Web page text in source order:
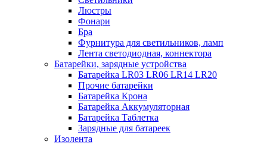
Люстры
Фонари
Бра
Фурнитура для светильников, ламп
Лента светодиодная, коннектора
Батарейки, зарядные устройства
Батарейка LR03 LR06 LR14 LR20
Прочие батарейки
Батарейка Крона
Батарейка Аккумуляторная
Батарейка Таблетка
Зарядные для батареек
Изолента